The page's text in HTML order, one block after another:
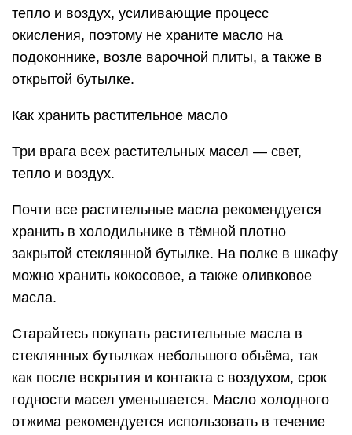
тепло и воздух, усиливающие процесс
окисления, поэтому не храните масло на
подоконнике, возле варочной плиты, а также в
открытой бутылке.
Как хранить растительное масло
Три врага всех растительных масел — свет,
тепло и воздух.
Почти все растительные масла рекомендуется
хранить в холодильнике в тёмной плотно
закрытой стеклянной бутылке. На полке в шкафу
можно хранить кокосовое, а также оливковое
масла.
Старайтесь покупать растительные масла в
стеклянных бутылках небольшого объёма, так
как после вскрытия и контакта с воздухом, срок
годности масел уменьшается. Масло холодного
отжима рекомендуется использовать в течение